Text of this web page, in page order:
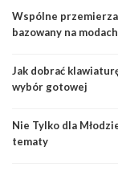
Wspólne
bazowany na
Jak dobrać
wybór gotowej
Nie Tylko dla
tematy